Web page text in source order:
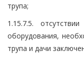
трупа;
1.15.7.5.
оборудования,
трупа и дачи